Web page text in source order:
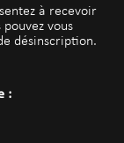
à recevoir
vous
désinscription.
: